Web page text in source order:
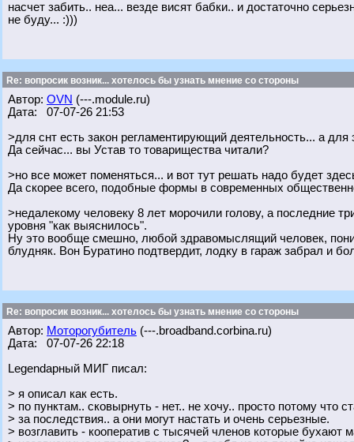
насчет забить.. неа... везде висят бабки.. и достаточно
не буду... :)))
Re: вопросик возник... хотелось бы узнать мнение со стороны
Автор: OVN (---.module.ru)
Дата: 07-07-26 21:53
>для снт есть закон регламентирующий деятельность... а для
Да сейчас... вы Устав то товарищества читали?
>но все может поменяться... и вот тут решать надо будет
Да скорее всего, подобные формы в современных
>недалекому человеку 8 лет морочили голову, а последние
уровня "как выяснилось".
Ну это вообще смешно, любой здравомыслящий человек,
блудняк. Вон Буратино подтвердит, лодку в гараж забрал и
Re: вопросик возник... хотелось бы узнать мнение со стороны
Автор: Моторогубитель (---.broadband.corbina.ru)
Дата: 07-07-26 22:18
Legendарный МИГ писал:
> я описал как есть.
> по пунктам.. сковырнуть - нет.. не хочу.. просто потому что
> за последствия.. а они могут настать и очень серьезные.
> возглавить - кооператив с тысячей членов которые бухают